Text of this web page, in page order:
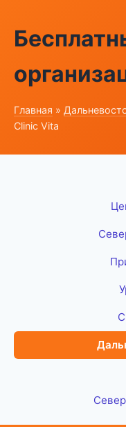
Главная »
Clinic Vita